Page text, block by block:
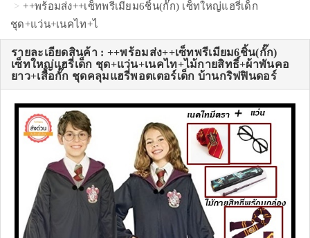
++พร้อมส่ง++เซ็ทพรีเมียม6ชิ้น(กั๊ก) เซ็ทใหญ่แฮรี่เด็ก
ชุด+แว่น+เนคไท+ไ
รายละเอียดสินค้า : ++พร้อมส่ง++เซ็ทพรีเมียม6ชิ้น(กั๊ก)
เซ็ทใหญ่แฮรี่เด็ก ชุด+แว่น+เนคไท+ไม้กายสิทธิ์+ผ้าพันคอ
ยาว+เสื้อกั๊ก ชุดคลุมแฮรี่พอตเตอร์เด็ก บ้านกริฟฟินดอร์